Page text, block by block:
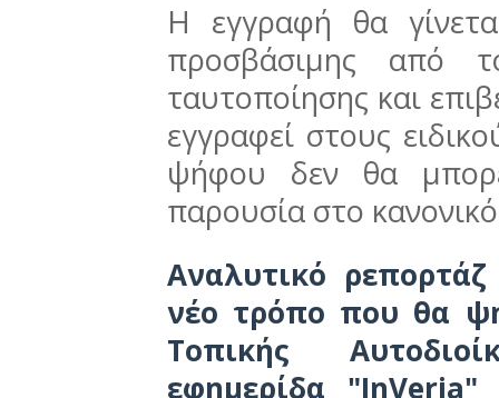
Η εγγραφή θα
προσβάσιμης από
ταυτοποίησης και
εγγραφεί στους
ψήφου δεν θα
παρουσία στο
Αναλυτικό
νέο τρόπο που θα
Τοπικής
εφημερίδα "InVeria"